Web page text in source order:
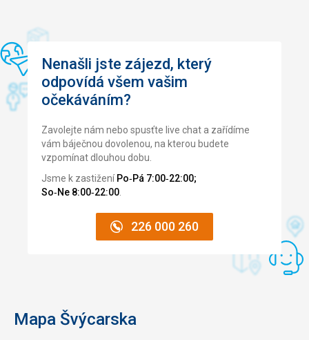
Nenašli jste zájezd, který
odpovídá všem vašim
očekáváním?
Zavolejte nám nebo spusťte live chat a zařídíme
vám báječnou dovolenou, na kterou budete
vzpomínat dlouhou dobu.
Jsme k zastižení Po‑Pá 7:00‑22:00;
So‑Ne 8:00‑22:00.
226 000 260
Mapa Švýcarska